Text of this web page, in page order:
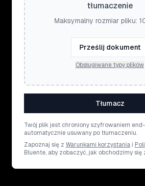
tłumaczenie
Maksymalny rozmiar pliku:
Prześlij dokument
Obsługiwane typy plików
Tłumacz
Twój plik jest chroniony szyfrowaniem
automatycznie usuwany po tłumaczeniu.
Zapoznaj się z Warunkami korzystania i
Bluente, aby zobaczyć, jak obchodzimy się